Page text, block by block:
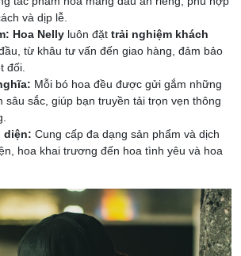
và dịp lễ.
Hoa Nelly luôn đặt trải nghiệm khách
từ khâu tư vấn đến giao hàng, đảm bảo
đối.
Mỗi bó hoa đều được gửi gắm những
sâu sắc, giúp bạn truyền tải trọn vẹn thông
diện: Cung cấp đa dạng sản phẩm và dịch
hoa khai trương đến hoa tình yêu và hoa